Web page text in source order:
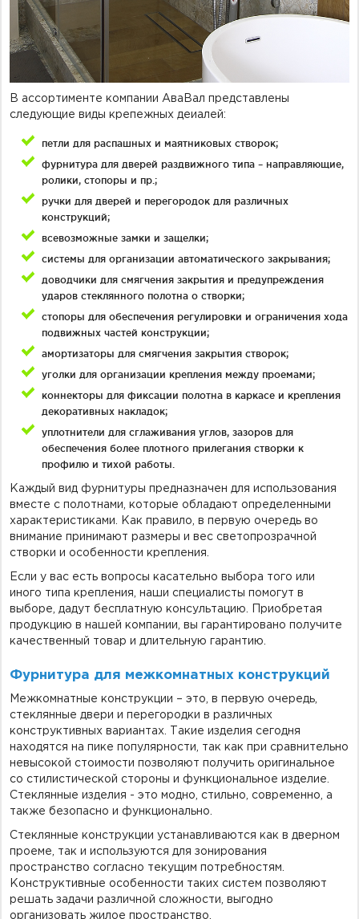
В ассортименте компании АваВал представлены
следующие виды крепежных деиалей:
петли для распашных и маятниковых створок;
фурнитура для дверей раздвижного типа – направляющие,
ролики, стопоры и пр.;
ручки для дверей и перегородок для различных
конструкций;
всевозможные замки и защелки;
системы для организации автоматического закрывания;
доводчики для смягчения закрытия и предупреждения
ударов стеклянного полотна о створки;
стопоры для обеспечения регулировки и ограничения хода
подвижных частей конструкции;
амортизаторы для смягчения закрытия створок;
уголки для организации крепления между проемами;
коннекторы для фиксации полотна в каркасе и крепления
декоративных накладок;
уплотнители для сглаживания углов, зазоров для
обеспечения более плотного прилегания створки к
профилю и тихой работы.
Каждый вид фурнитуры предназначен для использования
вместе с полотнами, которые обладают определенными
характеристиками. Как правило, в первую очередь во
внимание принимают размеры и вес светопрозрачной
створки и особенности крепления.
Если у вас есть вопросы касательно выбора того или
иного типа крепления, наши специалисты помогут в
выборе, дадут бесплатную консультацию. Приобретая
продукцию в нашей компании, вы гарантировано получите
качественный товар и длительную гарантию.
Фурнитура для межкомнатных конструкций
Межкомнатные конструкции – это, в первую очередь,
стеклянные двери и перегородки в различных
конструктивных вариантах. Такие изделия сегодня
находятся на пике популярности, так как при сравнительно
невысокой стоимости позволяют получить оригинальное
со стилистической стороны и функциональное изделие.
Стеклянные изделия - это модно, стильно, современно, а
также безопасно и функционально.
Стеклянные конструкции устанавливаются как в дверном
проеме, так и используются для зонирования
пространство согласно текущим потребностям.
Конструктивные особенности таких систем позволяют
решать задачи различной сложности, выгодно
организовать жилое пространство.